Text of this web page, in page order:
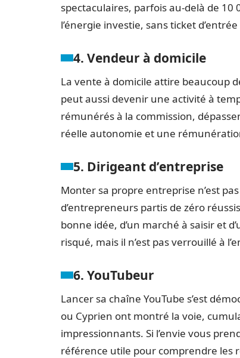
spectaculaires, parfois au-delà de 10
l’énergie investie, sans ticket
4. Vendeur à domicile
La vente à domicile attire beaucoup
peut aussi devenir une activité à
rémunérés à la commission,
réelle autonomie et une
5. Dirigeant d’entreprise
Monter sa propre entreprise n’est
d’entrepreneurs partis de zéro
bonne idée, d’un marché à saisir et
risqué, mais il n’est pas verrouillé à
6. YouTubeur
Lancer sa chaîne YouTube s’est
ou Cyprien ont montré la voie,
impressionnants. Si l’envie vous
référence utile pour comprendre les